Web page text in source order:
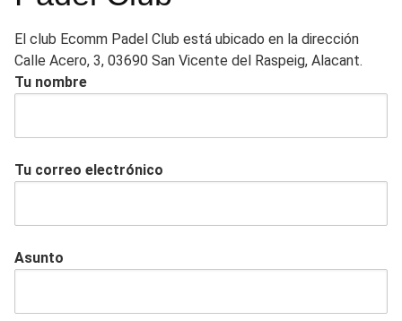
El club Ecomm Padel Club está ubicado en la dirección
Calle Acero, 3, 03690 San Vicente del Raspeig, Alacant.
Tu nombre
Tu correo electrónico
Asunto